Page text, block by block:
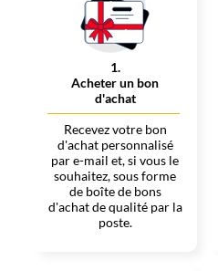
1.
Acheter un bon
d'achat
Recevez votre bon
d'achat personnalisé
par e-mail et, si vous le
souhaitez, sous forme
de boîte de bons
d'achat de qualité par la
poste.